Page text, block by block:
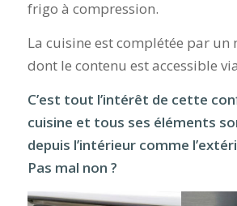
frigo à compression.
La cuisine est complétée par un
dont le contenu est accessible
C’est tout l’intérêt de cette
cuisine et tous ses éléments
depuis l’intérieur comme
Pas mal non ?